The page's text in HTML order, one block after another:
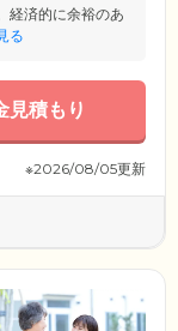
経済的に余裕のあ
る
見積もり
※2026/08/05更新